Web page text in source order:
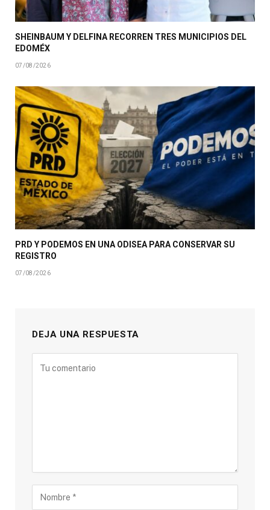
SHEINBAUM Y DELFINA RECORREN TRES MUNICIPIOS DEL
EDOMÉX
07/08/2026
PRD Y PODEMOS EN UNA ODISEA PARA CONSERVAR SU
REGISTRO
07/08/2026
DEJA UNA RESPUESTA